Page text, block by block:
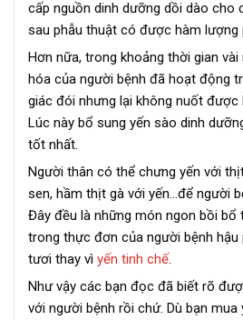
cấp nguồn dinh dưỡng dồi dào cho
sau phẫu thuật có được hàm lượng
Hơn nữa, trong khoảng thời gian
hóa của người bệnh đã hoạt động
giác đói nhưng lại không nuốt được
Lúc này bổ sung yến sào dinh
tốt nhất.
Người thân có thể chưng yến với
sen, hầm thịt gà với yến…để người
Đây đều là những món ngon bồi bổ
trong thực đơn của người bệnh hậu
tươi thay vì yến tinh chế.
Như vậy các bạn đọc đã biết rõ
với người bệnh rồi chứ. Dù bạn